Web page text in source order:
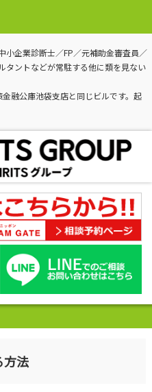
小企業診断士／FP／元補助金審査員／
タントなどが常駐する他に類を見ない
融公庫池袋支店と同じビルです。起
方法